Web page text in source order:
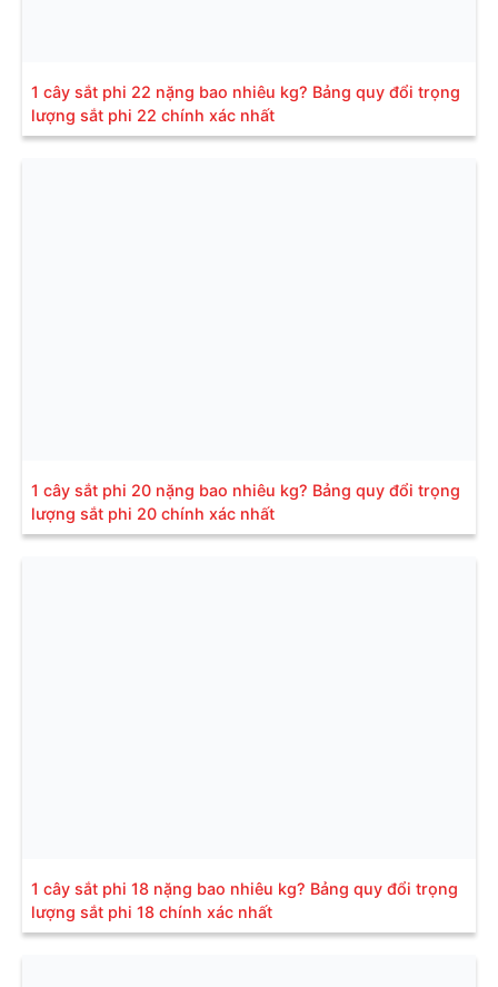
1 cây sắt phi 22 nặng bao nhiêu kg? Bảng quy đổi trọng
lượng sắt phi 22 chính xác nhất
1 cây sắt phi 20 nặng bao nhiêu kg? Bảng quy đổi trọng
lượng sắt phi 20 chính xác nhất
1 cây sắt phi 18 nặng bao nhiêu kg? Bảng quy đổi trọng
lượng sắt phi 18 chính xác nhất